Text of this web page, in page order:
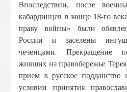
Впоследствии, после
кабардинцев в конце 18-го
праву войны» были
России и заселены
чеченцами. Прекращение
живших на правобережье
прием в русское подданство
условии принятия